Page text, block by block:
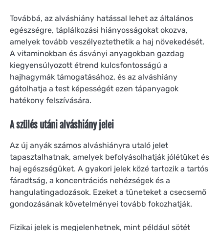
Továbbá, az alváshiány hatással lehet az általános
egészségre, táplálkozási hiányosságokat okozva,
amelyek tovább veszélyeztethetik a haj növekedését.
A vitaminokban és ásványi anyagokban gazdag
kiegyensúlyozott étrend kulcsfontosságú a
hajhagymák támogatásához, és az alváshiány
gátolhatja a test képességét ezen tápanyagok
hatékony felszívására.
A szülés utáni alváshiány jelei
Az új anyák számos alváshiányra utaló jelet
tapasztalhatnak, amelyek befolyásolhatják jólétüket és
haj egészségüket. A gyakori jelek közé tartozik a tartós
fáradtság, a koncentrációs nehézségek és a
hangulatingadozások. Ezeket a tüneteket a csecsemő
gondozásának követelményei tovább fokozhatják.
Fizikai jelek is megjelenhetnek, mint például sötét